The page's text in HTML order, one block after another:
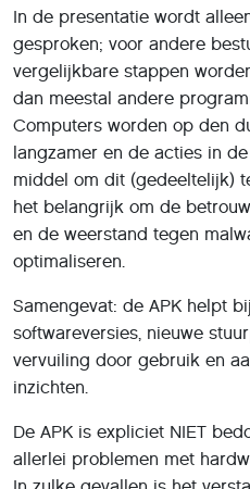
In de presentatie wordt
gesproken; voor andere
vergelijkbare stappen
dan meestal andere
Computers worden op den
langzamer en de acties in
middel om dit (gedeeltelijk)
het belangrijk om de
en de weerstand tegen
optimaliseren.
Samengevat: de APK helpt
softwareversies, nieuwe
vervuiling door gebruik en
inzichten.
De APK is expliciet NIET
allerlei problemen met